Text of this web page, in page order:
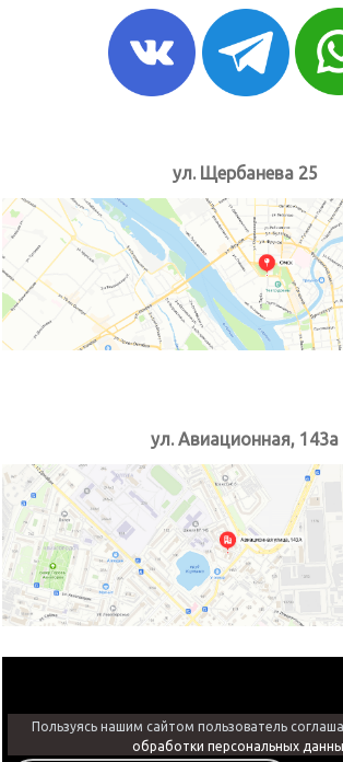
ул. Щербанева 25
ул. Авиационная, 143а
Пользуясь нашим сайтом пользователь
обработки персональных